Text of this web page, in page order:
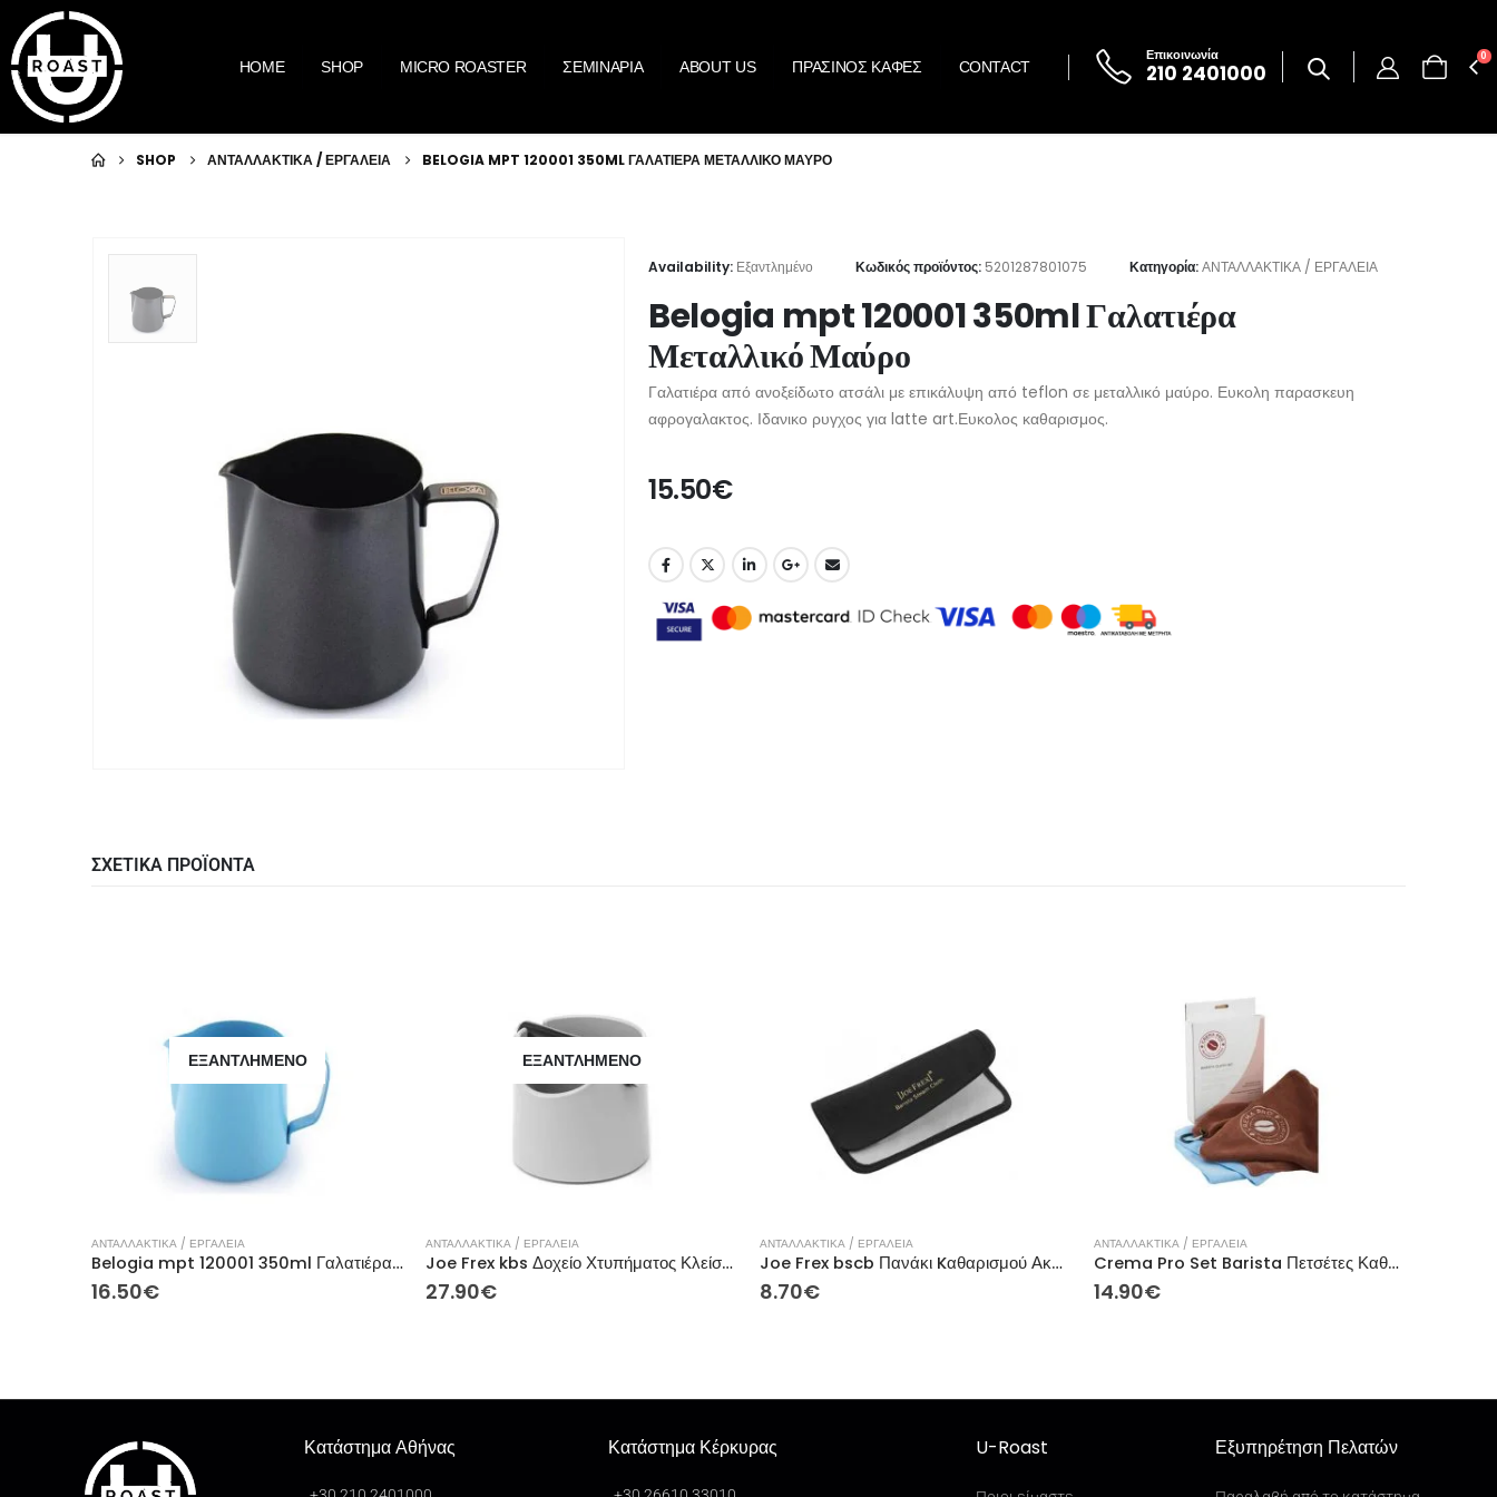
HOME SHOP MICRO ROASTER ΣΕΜΙΝΑΡΙΑ ABOUT US ΠΡΑΣΙΝΟΣ ΚΑΦΕΣ CONTACT
Επικοινωνία
210 2401000
0
SHOP ΑΝΤΑΛΛΑΚΤΙΚΑ / ΕΡΓΑΛΕΙΑ BELOGIA MPT 120001 350ML ΓΑΛΑΤΙΈΡΑ ΜΕΤΑΛΛΙΚΌ ΜΑΎΡΟ
Availability: Εξαντλημένο Κωδικός προϊόντος: 5201287801075 Κατηγορία:ΑΝΤΑΛΛΑΚΤΙΚΑ / ΕΡΓΑΛΕΙΑ
Belogia mpt 120001 350ml Γαλατιέρα
Μεταλλικό Μαύρο
Γαλατιέρα από ανοξείδωτο ατσάλι με επικάλυψη από teflon σε μεταλλικό μαύρο. Ευκολη παρασκευη
αφρογαλακτος. Ιδανικο ρυγχος για latte art.Ευκολος καθαρισμος.
15.50€
ΣΧΕΤΙΚΑ ΠΡΟΪΟΝΤΑ
ΕΞΑΝΤΛΗΜΈΝΟ
ΑΝΤΑΛΛΑΚΤΙΚΑ / ΕΡΓΑΛΕΙΑ
Belogia mpt 120001 350ml Γαλατιέρα Μεταλλικό CIEL
16.50€
ΕΞΑΝΤΛΗΜΈΝΟ
ΑΝΤΑΛΛΑΚΤΙΚΑ / ΕΡΓΑΛΕΙΑ
Joe Frex kbs Δοχείο Χτυπήματος Κλείστρου – Γκρι
27.90€
ΑΝΤΑΛΛΑΚΤΙΚΑ / ΕΡΓΑΛΕΙΑ
Joe Frex bscb Πανάκι Kαθαρισμού Ακροφύσιου Aτμού Μαύρο
8.70€
ΑΝΤΑΛΛΑΚΤΙΚΑ / ΕΡΓΑΛΕΙΑ
Crema Pro Set Barista Πετσέτες Καθαρισμού Μικρoϊνών
14.90€
Κατάστημα Αθήνας Κατάστημα Κέρκυρας U-Roast Εξυπηρέτηση Πελατών